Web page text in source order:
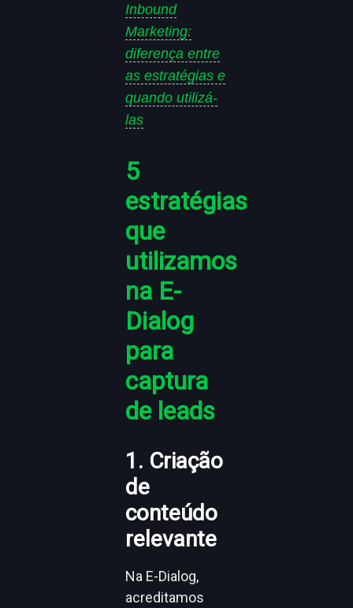
Inbound
Marketing:
diferença entre
as estratégias e
quando utilizá-
las
5
estratégias
que
utilizamos
na E-
Dialog
para
captura
de leads
1. Criação
de
conteúdo
relevante
Na E-Dialog,
acreditamos